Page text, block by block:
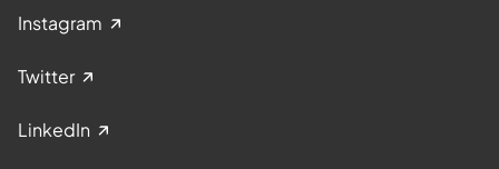
Instagram
Twitter
LinkedIn